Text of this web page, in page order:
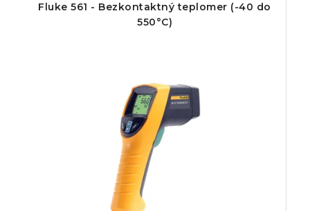
Fluke 561 - Bezkontaktný teplomer (-40 do
550°C)